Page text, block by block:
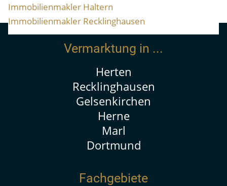
Immobilienmakler Haltern
Immobilienmakler Recklinghausen
Vermarktung in ...
Herten
Recklinghausen
Gelsenkirchen
Herne
Marl
Dortmund
Fachgebiete